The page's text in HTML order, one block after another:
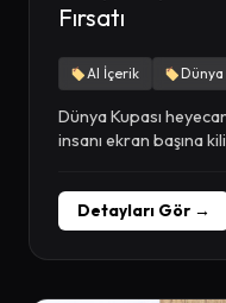
Fırsatı
AI İçerik
Dünya Kupası
insanı ekran başına
Detayları Gör →